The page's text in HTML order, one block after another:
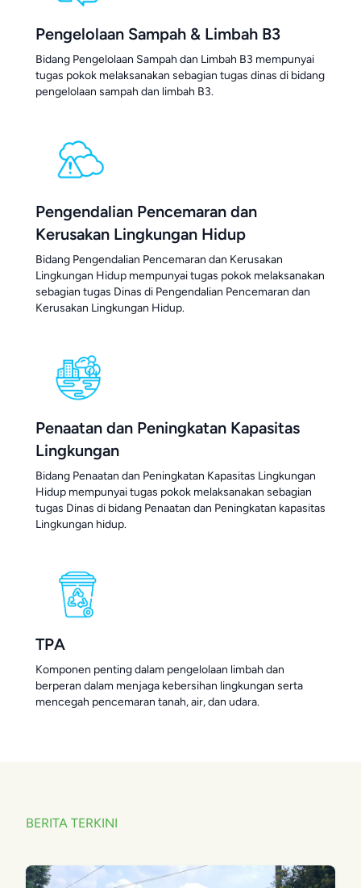
Pengelolaan Sampah & Limbah B3
Bidang Pengelolaan Sampah dan Limbah B3 mempunyai
tugas pokok melaksanakan sebagian tugas dinas di bidang
pengelolaan sampah dan limbah B3.
Pengendalian Pencemaran dan
Kerusakan Lingkungan Hidup
Bidang Pengendalian Pencemaran dan Kerusakan
Lingkungan Hidup mempunyai tugas pokok melaksanakan
sebagian tugas Dinas di Pengendalian Pencemaran dan
Kerusakan Lingkungan Hidup.
Penaatan dan Peningkatan Kapasitas
Lingkungan
Bidang Penaatan dan Peningkatan Kapasitas Lingkungan
Hidup mempunyai tugas pokok melaksanakan sebagian
tugas Dinas di bidang Penaatan dan Peningkatan kapasitas
Lingkungan hidup.
TPA
Komponen penting dalam pengelolaan limbah dan
berperan dalam menjaga kebersihan lingkungan serta
mencegah pencemaran tanah, air, dan udara.
BERITA TERKINI